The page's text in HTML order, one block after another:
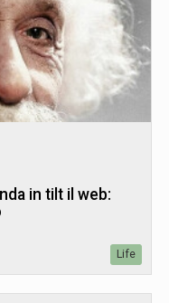
in tilt il web:
Life